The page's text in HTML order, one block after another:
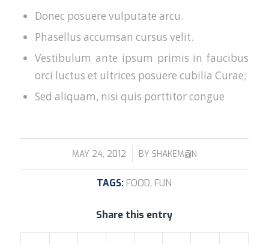
Donec posuere vulputate arcu.
Phasellus accumsan cursus velit.
Vestibulum ante ipsum primis in faucibus
orci luctus et ultrices posuere cubilia Curae;
Sed aliquam, nisi quis porttitor congue
MAY 24, 2012
/ BY SHAKEM@N
TAGS: FOOD, FUN
Share this entry